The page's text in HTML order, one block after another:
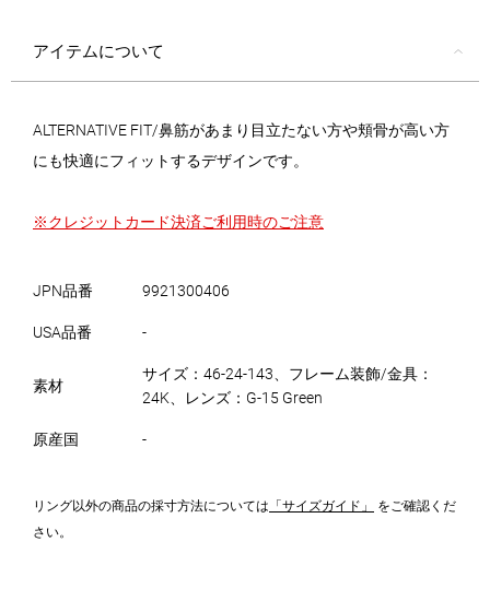
アイテムについて
ALTERNATIVE FIT/鼻筋があまり目立たない方や頬骨が高い方
にも快適にフィットするデザインです。
※クレジットカード決済ご利用時のご注意
JPN品番 9921300406
USA品番 -
素材
サイズ：46-24-143、フレーム装飾/金具：
24K、レンズ：G-15 Green
原産国 -
リング以外の商品の採寸方法については 「サイズガイド」
をご確認くだ
さい。